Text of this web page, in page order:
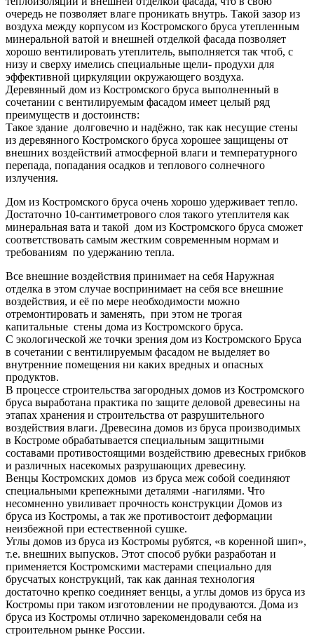
очередь не позволяет влаге проникать внутрь. Такой зазор из
воздуха между корпусом из Костромского бруса утепленным
минеральной ватой и внешней отделкой фасада позволяет
хорошо вентилировать утеплитель, выполняется так чтоб, с
низу и сверху имелись специальные щели- продухи для
эффективной циркуляции окружающего воздуха.
Деревянный дом из Костромского бруса выполненный в
сочетании с вентилируемым фасадом имеет целый ряд
преимуществ и достоинств:
Такое здание долговечно и надёжно, так как несущие стены
из деревянного Костромского бруса хорошее защищены от
внешних воздействий атмосферной влаги и температурного
перепада, попадания осадков и теплового солнечного
излучения.
Дом из Костромского бруса очень хорошо удерживает тепло.
Достаточно 10-сантиметрового слоя такого утеплителя как
минеральная вата и такой дом из Костромского бруса сможет
соответствовать самым жестким современным нормам и
требованиям по удержанию тепла.
Все внешние воздействия принимает на себя Наружная
отделка в этом случае воспринимает на себя все внешние
воздействия, и её по мере необходимости можно
отремонтировать и заменять, при этом не трогая
капитальные стены дома из Костромского бруса.
С экологической же точки зрения дом из Костромского Бруса
в сочетании с вентилируемым фасадом не выделяет во
внутренние помещения ни каких вредных и опасных
продуктов.
В процессе строительства загородных домов из Костромского
бруса выработана практика по защите деловой древесины на
этапах хранения и строительства от разрушительного
воздействия влаги. Древесина домов из бруса производимых
в Костроме обрабатывается специальным защитными
составами противостоящими воздействию древесных грибков
и различных насекомых разрушающих древесину.
Венцы Костромских домов из бруса меж собой соединяют
специальными крепежными деталями -нагилями. Что
несомненно увиливает прочность конструкции Домов из
бруса из Костромы, а так же противостоит деформации
неизбежной при естественной сушке.
Углы домов из бруса из Костромы рубятся, «в коренной шип»,
т.е. внешних выпусков. Этот способ рубки разработан и
применяется Костромскими мастерами специально для
брусчатых конструкций, так как данная технология
достаточно крепко соединяет венцы, а углы домов из бруса из
Костромы при таком изготовлении не продуваются. Дома из
бруса из Костромы отлично зарекомендовали себя на
строительном рынке России.